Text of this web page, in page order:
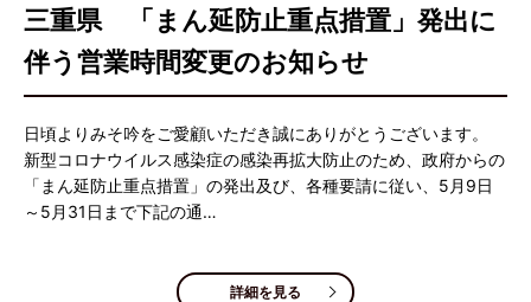
三重県 「まん延防止重点措置」発出に
伴う営業時間変更のお知らせ
日頃よりみそ吟をご愛顧いただき誠にありがとうございます。
新型コロナウイルス感染症の感染再拡大防止のため、政府からの
「まん延防止重点措置」の発出及び、各種要請に従い、5月9日
～5月31日まで下記の通…
詳細を見る